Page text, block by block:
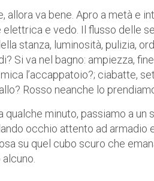
allora va bene. Apro a metà e
e vedo. Il flusso delle
stanza, luminosità, pulizia,
Si va nel bagno: ampiezza,
l’accappatoio?; ciabatte,
Rosso neanche lo
qualche minuto, passiamo a un
occhio attento ad armadio
su quel cubo scuro che